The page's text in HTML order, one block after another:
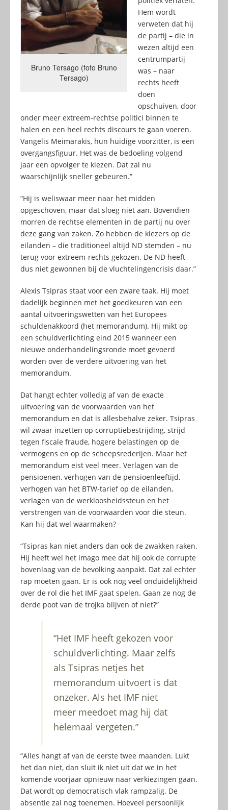
Bruno Tersago (foto Bruno
Tersago)
Hem wordt
verweten dat hij
de partij – die in
wezen altijd een
centrumpartij
was – naar
rechts heeft
doen
opschuiven, door
onder meer extreem-rechtse politici binnen te
halen en een heel rechts discours te gaan voeren.
Vangelis Meimarakis, hun huidige voorzitter, is een
overgangsfiguur. Het was de bedoeling volgend
jaar een opvolger te kiezen. Dat zal nu
waarschijnlijk sneller gebeuren.”
“Hij is weliswaar meer naar het midden
opgeschoven, maar dat sloeg niet aan. Bovendien
morren de rechtse elementen in de partij nu over
deze gang van zaken. Zo hebben de kiezers op de
eilanden – die traditioneel altijd ND stemden – nu
terug voor extreem-rechts gekozen. De ND heeft
dus niet gewonnen bij de vluchtelingencrisis daar.”
Alexis Tsipras staat voor een zware taak. Hij moet
dadelijk beginnen met het goedkeuren van een
aantal uitvoeringswetten van het Europees
schuldenakkoord (het memorandum). Hij mikt op
een schuldverlichting eind 2015 wanneer een
nieuwe onderhandelingsronde moet gevoerd
worden over de verdere uitvoering van het
memorandum.
Dat hangt echter volledig af van de exacte
uitvoering van de voorwaarden van het
memorandum en dat is allesbehalve zeker. Tsipras
wil zwaar inzetten op corruptiebestrijding, strijd
tegen fiscale fraude, hogere belastingen op de
vermogens en op de scheepsrederijen. Maar het
memorandum eist veel meer. Verlagen van de
pensioenen, verhogen van de pensioenleeftijd,
verhogen van het BTW-tarief op de eilanden,
verlagen van de werkloosheidssteun en het
verstrengen van de voorwaarden voor die steun.
Kan hij dat wel waarmaken?
“Tsipras kan niet anders dan ook de zwakken raken.
Hij heeft wel het imago mee dat hij ook de corrupte
bovenlaag van de bevolking aanpakt. Dat zal echter
rap moeten gaan. Er is ook nog veel onduidelijkheid
over de rol die het IMF gaat spelen. Gaan ze nog de
derde poot van de trojka blijven of niet?”
“Het IMF heeft gekozen voor
schuldverlichting. Maar zelfs
als Tsipras netjes het
memorandum uitvoert is dat
onzeker. Als het IMF niet
meer meedoet mag hij dat
helemaal vergeten.”
“Alles hangt af van de eerste twee maanden. Lukt
het dan niet, dan sluit ik niet uit dat we in het
komende voorjaar opnieuw naar verkiezingen gaan.
Dat wordt op democratisch vlak rampzalig. De
absentie zal nog toenemen. Hoeveel persoonlijk